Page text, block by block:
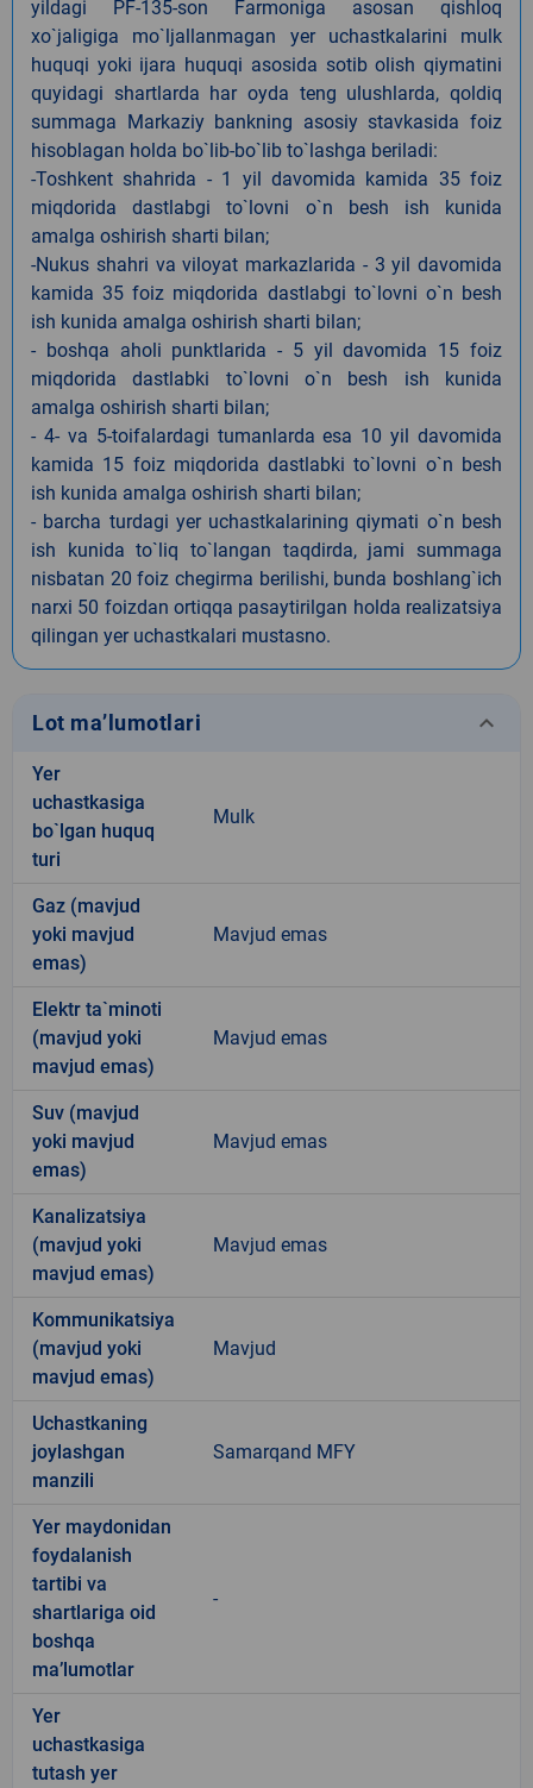
yildagi PF-135-son Farmoniga asosan qishloq
xo`jaligiga mo`ljallanmagan yer uchastkalarini mulk
huquqi yoki ijara huquqi asosida sotib olish qiymatini
quyidagi shartlarda har oyda teng ulushlarda, qoldiq
summaga Markaziy bankning asosiy stavkasida foiz
hisoblagan holda bo`lib-bo`lib to`lashga beriladi:
-Toshkent shahrida - 1 yil davomida kamida 35 foiz
miqdorida dastlabgi to`lovni o`n besh ish kunida
amalga oshirish sharti bilan;
-Nukus shahri va viloyat markazlarida - 3 yil davomida
kamida 35 foiz miqdorida dastlabgi to`lovni o`n besh
ish kunida amalga oshirish sharti bilan;
- boshqa aholi punktlarida - 5 yil davomida 15 foiz
miqdorida dastlabki to`lovni o`n besh ish kunida
amalga oshirish sharti bilan;
- 4- va 5-toifalardagi tumanlarda esa 10 yil davomida
kamida 15 foiz miqdorida dastlabki to`lovni o`n besh
ish kunida amalga oshirish sharti bilan;
- barcha turdagi yer uchastkalarining qiymati o`n besh
ish kunida to`liq to`langan taqdirda, jami summaga
nisbatan 20 foiz chegirma berilishi, bunda boshlang`ich
narxi 50 foizdan ortiqqa pasaytirilgan holda realizatsiya
qilingan yer uchastkalari mustasno.
Lot ma’lumotlari keyboard_arrow_down
Yer
uchastkasiga
bo`lgan huquq
turi
Mulk
Gaz (mavjud
yoki mavjud
emas)
Mavjud emas
Elektr ta`minoti
(mavjud yoki
mavjud emas)
Mavjud emas
Suv (mavjud
yoki mavjud
emas)
Mavjud emas
Kanalizatsiya
(mavjud yoki
mavjud emas)
Mavjud emas
Kommunikatsiya
(mavjud yoki
mavjud emas)
Mavjud
Uchastkaning
joylashgan
manzili
Samarqand MFY
Yer maydonidan
foydalanish
tartibi va
shartlariga oid
boshqa
ma’lumotlar
-
Yer
uchastkasiga
tutash yer